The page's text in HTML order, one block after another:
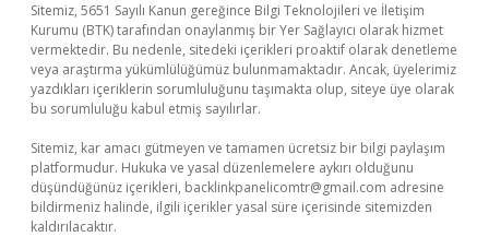
Sitemiz, 5651 Sayılı Kanun gereğince Bilgi Teknolojileri ve İletişim
Kurumu (BTK) tarafından onaylanmış bir Yer Sağlayıcı olarak hizmet
vermektedir. Bu nedenle, sitedeki içerikleri proaktif olarak denetleme
veya araştırma yükümlülüğümüz bulunmamaktadır. Ancak, üyelerimiz
yazdıkları içeriklerin sorumluluğunu taşımakta olup, siteye üye olarak
bu sorumluluğu kabul etmiş sayılırlar.
Sitemiz, kar amacı gütmeyen ve tamamen ücretsiz bir bilgi paylaşım
platformudur. Hukuka ve yasal düzenlemelere aykırı olduğunu
düşündüğünüz içerikleri, backlinkpanelicomtr@gmail.com adresine
bildirmeniz halinde, ilgili içerikler yasal süre içerisinde sitemizden
kaldırılacaktır.